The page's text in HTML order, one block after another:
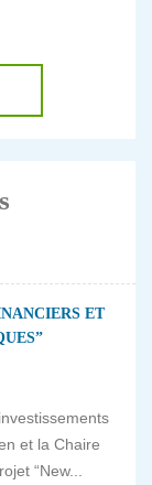
ET
et la Chaire
“New...